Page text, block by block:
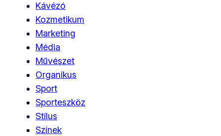
Kávézó
Kozmetikum
Marketing
Média
Művészet
Organikus
Sport
Sporteszköz
Stílus
Színek